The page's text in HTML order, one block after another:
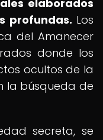
elaborados
profundas. Los
del Amanecer
donde los
ocultos de la
la búsqueda de
secreta, se